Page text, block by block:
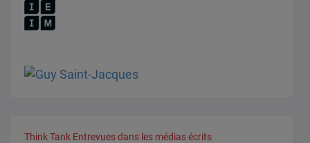
Think Tank Entrevues dans les médias écrits